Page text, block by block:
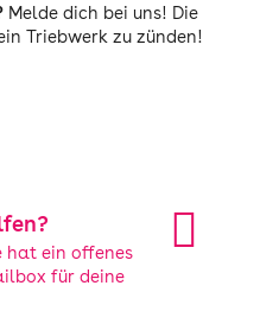
Melde dich bei uns! Die
Triebwerk zu zünden!
hat ein offenes
für deine